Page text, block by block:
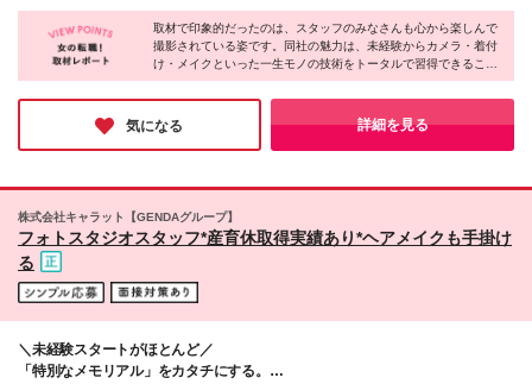
他エリア】月給19万円～＋諸手当＋賞与年2回 ▼社会
人経験3年以上の方 東京・神奈川：月給22万円（地域
手当2万含む）～＋諸手当＋賞与年2回 埼玉・千葉・
当＋賞与年2回 その他エリア：月給20万円～＋諸手当
＋賞与年2回 ※経験・能力を考慮の上決定します。 ※
試用期間4ヵ月あり（期間中の給与変動はありませ
ラット世田谷馬事公苑 キャラット錦糸町マルイ キャ
ラットマチノマ大森 キャラット北千住マルイ キャラ
ットアリオ西新井 【神奈川県】★積極採用中★ キャ
ラットゆめが丘ソラトス キャラット武蔵小杉東急ス
クエア キャラットみなとみらい キャラット相模大野
【埼玉県】★積極採用中★ キャラットエミテラス所
沢 キャラットイオンレイクタウン キャラットイオン
ト吹田グリーンプレイス キャラットアリオ八尾 キャ
ラット寝屋川 【京都府】 キャラット京都西陣 【奈良
ル橿原 キャラット広陵 【静岡県】 キャラット浜松
ラット四日市 キャラット鈴鹿 キャラット松阪 キャラ
ット名張 【宮城県】 キャラット仙台泉 (変更の範囲)
取材で印象的だったのは、スタッフのみなさんも心から楽しんで
撮影されている姿です。同社の魅力は、未経験からカメラ・着付
け・メイクといった一生モノの技術をトータルで習得できるこ
と。分業ではないため、確かな実力が身につきます。また社員の
8割が女性で、産後復帰の実績も多数。ライフステージが変わっ
ても安心して働き続けられます。好きな仕事で長く働き続けたい
という想いがある方におススメです♪
気になる 詳細を見る
株式会社キャラット【GENDAグループ】
フォトスタジオスタッフ*産育休取得実績あり*ヘアメイクも手掛け
る
＼未経験スタートがほとんど／
「特別なメモリアル」をカタチにする。